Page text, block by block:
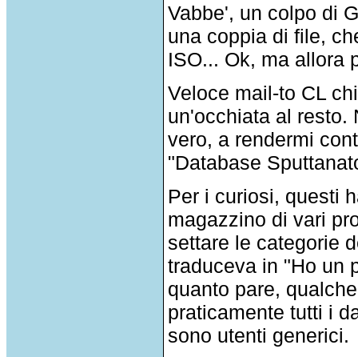
Vabbe', un colpo di
una coppia di file,
ISO... Ok, ma allora
Veloce mail-to CL
un'occhiata al resto.
vero, a rendermi
"Database
Per i curiosi, questi
magazzino di vari
settare le categorie
traduceva in "Ho un
quanto pare,
praticamente tutti i
sono utenti generici.